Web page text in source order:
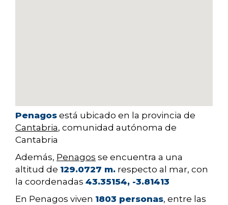
Penagos está ubicado en la provincia de
Cantabria, comunidad autónoma de
Cantabria
Además, Penagos se encuentra a una
altitud de 129.0727 m. respecto al mar, con
la coordenadas 43.35154, -3.81413
En Penagos viven 1803 personas, entre las